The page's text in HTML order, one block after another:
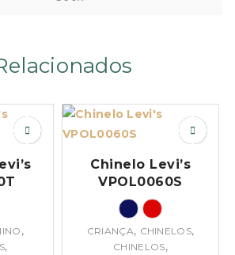
,
,
Chinelo Levi’s
VPOL0060S
CRIANÇA, CHINELOS,
CHINELOS,